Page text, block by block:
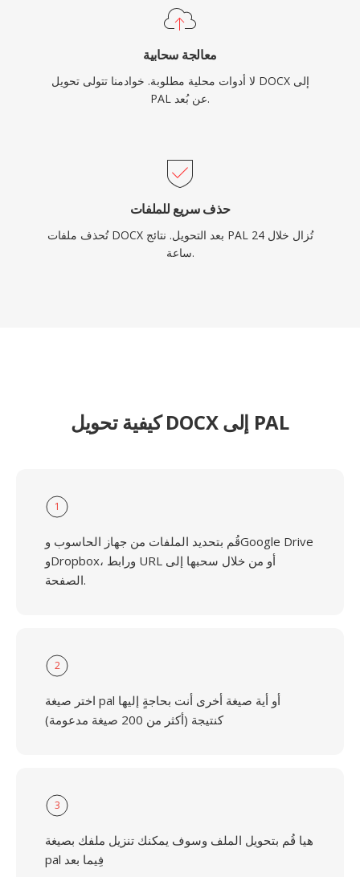
معالجة سحابية
لا أدوات محلية مطلوبة. خوادمنا تتولى تحويل DOCX إلى
PAL عن بُعد.
حذف سريع للملفات
تُحذف ملفات DOCX بعد التحويل. نتائج PAL تُزال خلال 24
ساعة.
كيفية تحويل DOCX إلى PAL
1
قُم بتحديد الملفات من جهاز الحاسوب وGoogle Drive
وDropbox، ورابط URL أو من خلال سحبها إلى
الصفحة.
2
اختر صيغة pal أو أية صيغة أخرى أنت بحاجةٍ إليها
كنتيجة (أكثر من 200 صيغة مدعومة)
3
هيا قُم بتحويل الملف وسوف يمكنك تنزيل ملفك بصيغة
pal فِيما بعد